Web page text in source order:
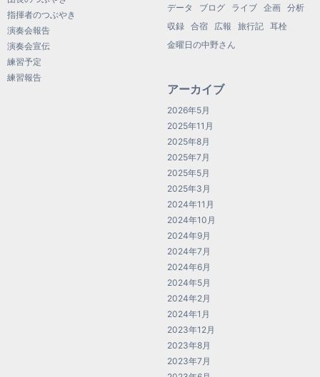
指揮者のつぶやき
演奏会報告
演奏会宣伝
練習予定
練習報告
データ
ブログ ライブ 企画
分析
収録
合宿 広報 旅行記
耳栓
金曜日の中野さん
アーカイブ
2026年5月
2025年11月
2025年8月
2025年7月
2025年5月
2025年3月
2024年11月
2024年10月
2024年9月
2024年7月
2024年6月
2024年5月
2024年2月
2024年1月
2023年12月
2023年8月
2023年7月